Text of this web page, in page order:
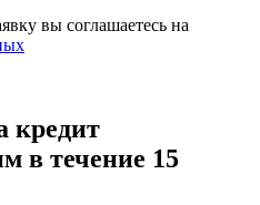
вы соглашаетесь на
кредит
в течение 15